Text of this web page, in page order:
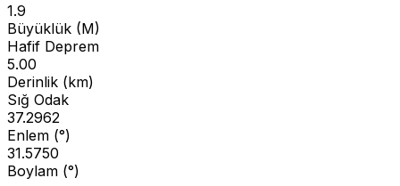
1.9
Büyüklük (M)
Hafif Deprem
5.00
Derinlik (km)
Sığ Odak
37.2962
Enlem (°)
31.5750
Boylam (°)